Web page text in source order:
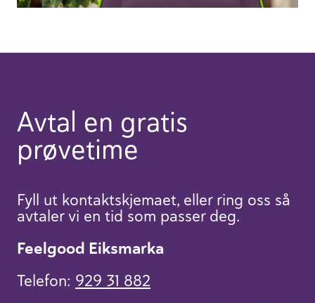
Avtal en gratis
prøvetime
Fyll ut kontaktskjemaet, eller ring oss så
avtaler vi en tid som passer deg.
Feelgood Eiksmarka
Telefon: 929 31 882